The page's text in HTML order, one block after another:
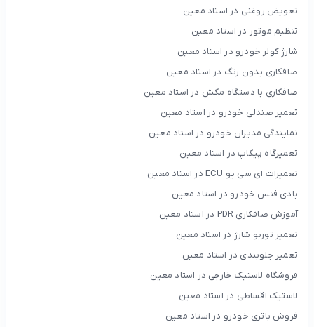
تعویض روغنی در استاد معین
تنظیم موتور در استاد معین
شارژ کولر خودرو در استاد معین
صافکاری بدون رنگ در استاد معین
صافکاری با دستگاه مکش در استاد معین
تعمیر صندلی خودرو در استاد معین
نمایندگی مدیران خودرو در استاد معین
تعمیرگاه پیکاپ در استاد معین
تعمیرات ای سی یو ECU در استاد معین
بادی فنس خودرو در استاد معین
آموزش صافکاری PDR در استاد معین
تعمیر توربو شارژ در استاد معین
تعمیر جلوبندی در استاد معین
فروشگاه لاستیک خارجی در استاد معین
لاستیک اقساطی در استاد معین
فروش باتری خودرو در استاد معین